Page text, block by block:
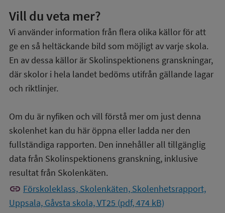
Vill du veta mer?
Vi använder information från flera olika källor för att
ge en så heltäckande bild som möjligt av varje skola.
En av dessa källor är Skolinspektionens granskningar,
där skolor i hela landet bedöms utifrån gällande lagar
och riktlinjer.
Om du är nyfiken och vill förstå mer om just denna
skolenhet kan du här öppna eller ladda ner den
fullständiga rapporten. Den innehåller all tillgänglig
data från Skolinspektionens granskning, inklusive
resultat från Skolenkäten.
link Förskoleklass, Skolenkäten, Skolenhetsrapport,
Uppsala, Gåvsta skola, VT25 (pdf, 474 kB)